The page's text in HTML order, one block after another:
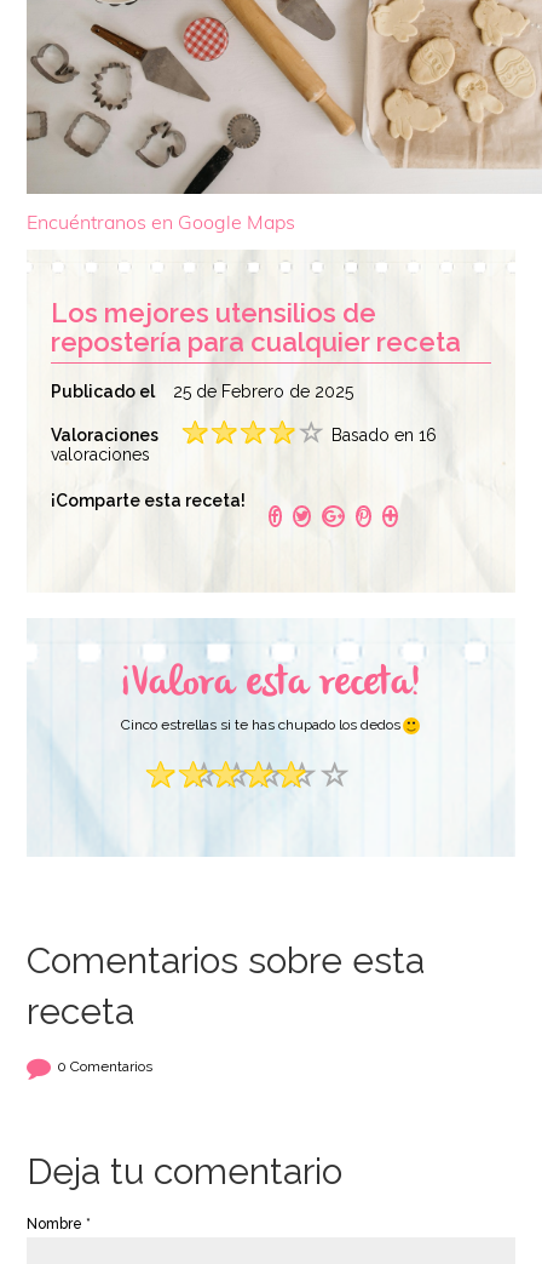
Encuéntranos en Google Maps
Los mejores utensilios de
repostería para cualquier receta
Publicado el 25 de Febrero de 2025
Valoraciones
Basado en 16
valoraciones
¡Comparte esta receta!
¡Valora esta receta!
Cinco estrellas si te has chupado los dedos
Comentarios sobre esta
receta
0 Comentarios
Deja tu comentario
Nombre *